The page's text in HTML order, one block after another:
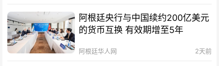
阿根廷央行与中国续约200亿美元
的货币互换 有效期增至5年
阿根廷华人网 2天前